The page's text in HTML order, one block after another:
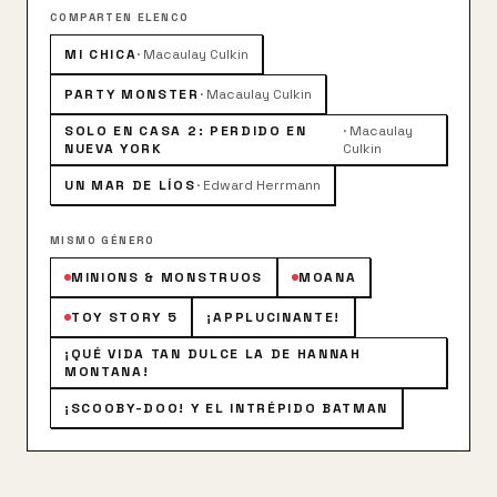
están dispuestos a rendirse a la primera... son
capaces de cualquier travesura y la fuerza de la
amistad es muy poderosa. Con su ayuda intentará
liberar a sus padres y salvar la compañía
COMPARTEN ELENCO
MI CHICA· Macaulay Culkin
PARTY MONSTER · Macaulay Culkin
SOLO EN CASA 2: PERDIDO EN
NUEVA YORK
· Macaulay
Culkin
UN MAR DE LÍOS· Edward Herrmann
MISMO GÉNERO
MINIONS & MONSTRUOS MOANA
TOY STORY 5 ¡APPLUCINANTE!
¡QUÉ VIDA TAN DULCE LA DE HANNAH
MONTANA!
¡SCOOBY-DOO! Y EL INTRÉPIDO BATMAN